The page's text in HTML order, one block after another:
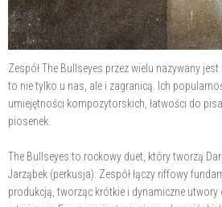
Zespół The Bullseyes przez wielu nazywany
to nie tylko u nas, ale i zagranicą. Ich
umiejętności kompozytorskich, łatwości do
piosenek.
The Bullseyes to rockowy duet, który tworzą
Jarząbek (perkusja). Zespół łączy riffowy
produkcją, tworząc krótkie i dynamiczne utwory